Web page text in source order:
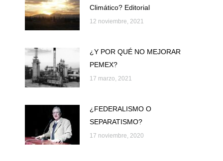
Climático? Editorial
12 noviembre, 2021
¿Y POR QUÉ NO MEJORAR
PEMEX?
17 marzo, 2021
¿FEDERALISMO O
SEPARATISMO?
17 noviembre, 2020